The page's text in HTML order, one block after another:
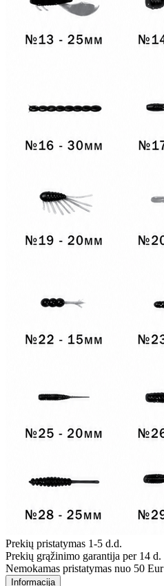
Prekių pristatymas 1-5 d.d.
Prekių grąžinimo garantija per 14 d.
Nemokamas pristatymas nuo 50 Eur
Informacija